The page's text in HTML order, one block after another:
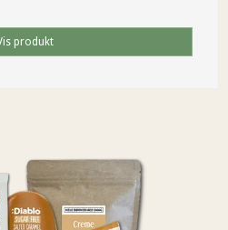
produkt